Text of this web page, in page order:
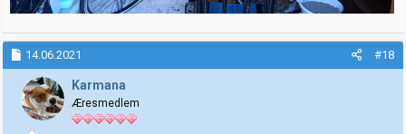
14.06.2021 #18
Karmana
Æresmedlem